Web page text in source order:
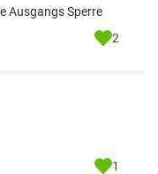
Ausgangs Sperre
2
1